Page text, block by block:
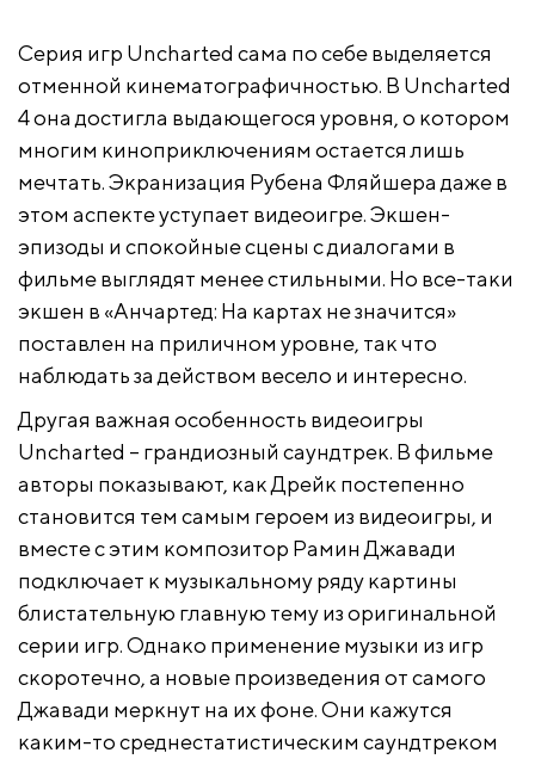
Серия игр Uncharted сама по себе выделяется
отменной кинематографичностью. В Uncharted
4 она достигла выдающегося уровня, о котором
многим киноприключениям остается лишь
мечтать. Экранизация Рубена Фляйшера даже в
этом аспекте уступает видеоигре. Экшен-
эпизоды и спокойные сцены с диалогами в
фильме выглядят менее стильными. Но все-таки
экшен в «Анчартед: На картах не значится»
поставлен на приличном уровне, так что
наблюдать за действом весело и интересно.
Другая важная особенность видеоигры
Uncharted – грандиозный саундтрек. В фильме
авторы показывают, как Дрейк постепенно
становится тем самым героем из видеоигры, и
вместе с этим композитор Рамин Джавади
подключает к музыкальному ряду картины
блистательную главную тему из оригинальной
серии игр. Однако применение музыки из игр
скоротечно, а новые произведения от самого
Джавади меркнут на их фоне. Они кажутся
каким-то среднестатистическим саундтреком